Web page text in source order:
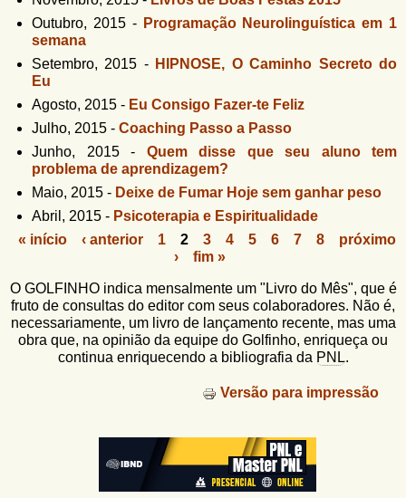
Outubro, 2015 - Programação Neurolinguística em 1
semana
Setembro, 2015 - HIPNOSE, O Caminho Secreto do
Eu
Agosto, 2015 - Eu Consigo Fazer-te Feliz
Julho, 2015 - Coaching Passo a Passo
Junho, 2015
- Quem disse que seu aluno tem
problema de aprendizagem?
Maio, 2015 - Deixe de Fumar Hoje sem ganhar peso
Abril, 2015 - Psicoterapia e Espiritualidade
á
g
« início ‹ anterior 1 2 3 4 5 6 7 8
próximo
›
fim »
O GOLFINHO indica mensalmente um "Livro do Mês", que é
fruto de consultas do editor com seus colaboradores. Não é,
necessariamente, um livro de lançamento recente, mas uma
obra que, na opinião da equipe do Golfinho, enriqueça ou
continua enriquecendo a bibliografia da PNL.
Versão para impressão